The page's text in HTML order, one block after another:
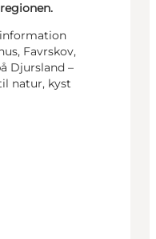
Favrskov,
Djursland –
natur, kyst